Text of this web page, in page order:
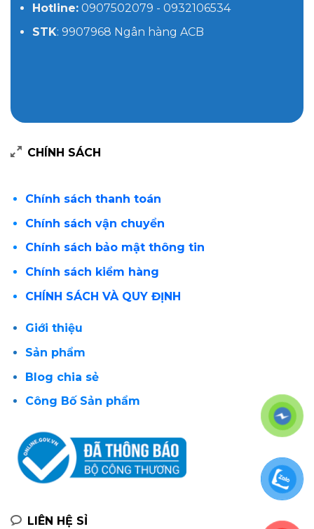
Hotline:0907502079 - 0932106534
STK: 9907968 Ngân hàng ACB
CHÍNH SÁCH
Chính sách thanh toán
Chính sách vận chuyển
Chính sách bảo mật thông tin
Chính sách kiểm hàng
CHÍNH SÁCH VÀ QUY ĐỊNH
Giới thiệu
Sản phẩm
Blog chia sẻ
Công Bố Sản phẩm
LIÊN HỆ SỈ